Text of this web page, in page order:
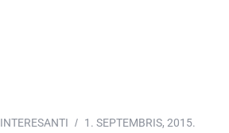
INTERESANTI 1. SEPTEMBRIS, 2015.